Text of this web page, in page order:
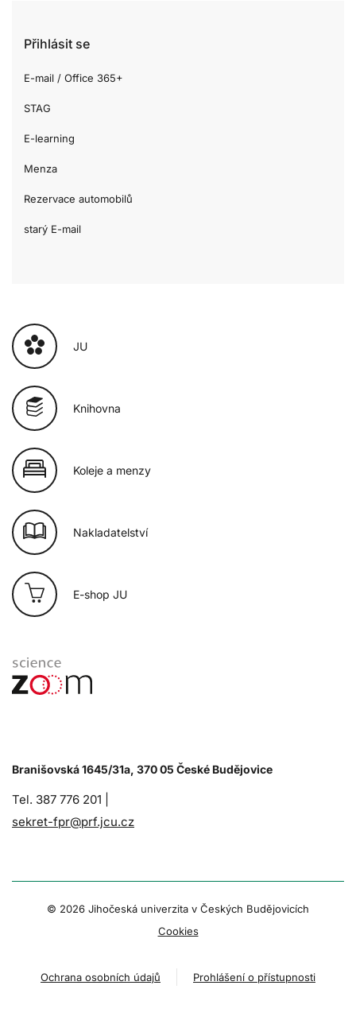
Přihlásit se
E-mail / Office 365+
STAG
E-learning
Menza
Rezervace automobilů
starý E-mail
JU
Knihovna
Koleje a menzy
Nakladatelství
E-shop JU
Branišovská 1645/31a, 370 05 České Budějovice
Tel. 387 776 201 |
sekret-fpr@prf.jcu.cz
© 2026 Jihočeská univerzita v Českých Budějovicích
Cookies
Ochrana osobních údajů Prohlášení o přístupnosti